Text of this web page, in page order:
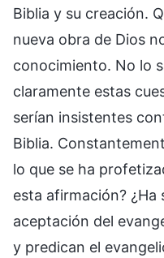
Biblia y su creación.
nueva obra de Dios
conocimiento. No lo
claramente estas
serían insistentes
Biblia.
lo que se ha
esta afirmación? ¿Ha
aceptación del
y predican el